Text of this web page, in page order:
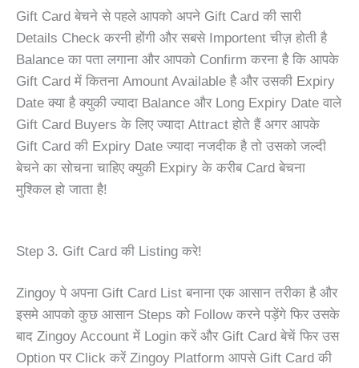
Gift Card बेचने से पहले आपको अपने Gift Card की सारी
Details Check करनी होंगी और सबसे Importent चीज़ होती है
Balance का पता लगाना और आपको Confirm करना है कि आपके
Gift Card में कितना Amount Available है और उसकी Expiry
Date क्या है क्युकी ज्यादा Balance और Long Expiry Date वाले
Gift Card Buyers के लिए ज्यादा Attract होते हैं अगर आपके
Gift Card की Expiry Date ज्यादा नजदीक है तो उसको जल्दी
बेचने का सोचना चाहिए क्युकी Expiry के करीब Card बेचना
मुश्किल हो जाता है!
Step 3. Gift Card की Listing करे!
Zingoy पे अपना Gift Card List बनाना एक आसान तरीका है और
इसमे आपको कुछ आसान Steps को Follow करने पड़ेंगे फिर उसके
बाद Zingoy Account में Login करें और Gift Card बेचें फिर उस
Option पर Click करें Zingoy Platform आपसे Gift Card की